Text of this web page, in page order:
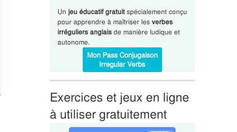
Un jeu éducatif gratuitspécialement conçu
pour apprendre à maîtriser les verbes
irréguliers anglaisde manière ludique et
autonome.
Mon Pass Conjugaison
Irregular Verbs
Exercices et jeux en ligne
à utiliser gratuitement